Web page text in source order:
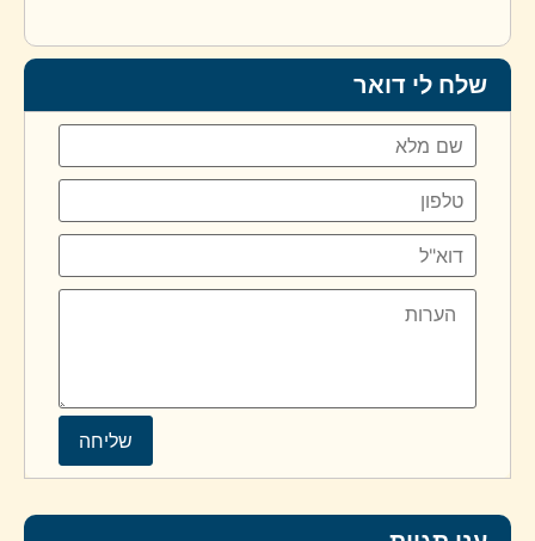
שלח לי דואר